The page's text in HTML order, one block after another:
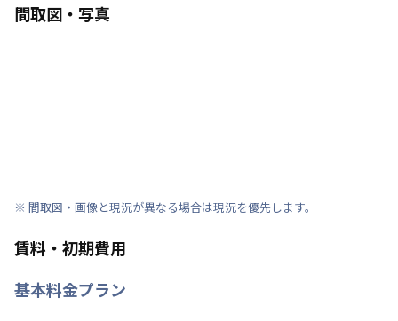
間取図・写真
※ 間取図・画像と現況が異なる場合は現況を優先します。
賃料・初期費用
基本料金プラン